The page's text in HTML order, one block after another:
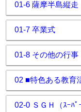
01-6 薩摩半島縦走
01-7 卒業式
01-8 その他の行事
02 ■特色ある教育
02-0 ＳＧＨ（ｽｰﾊﾟ